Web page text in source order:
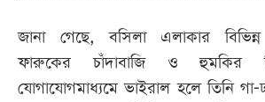
জানা গেছে, বসিলা এলাকার বিভিন্ন
ফারুকের চাঁদাবাজি ও হুমকির
যোগাযোগমাধ্যমে ভাইরাল হলে তিনি